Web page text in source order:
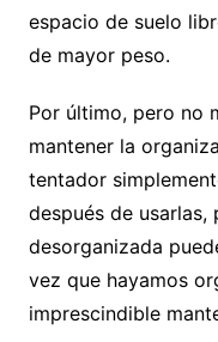
espacio de suelo
de mayor peso.
Por último, pero no
mantener la
tentador
después de usarlas,
desorganizada
vez que hayamos
imprescindible